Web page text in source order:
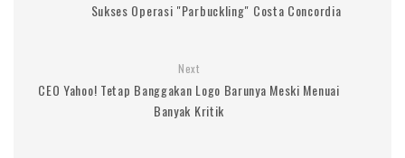
Sukses Operasi "Parbuckling" Costa Concordia
Next
CEO Yahoo! Tetap Banggakan Logo Barunya Meski Menuai
Banyak Kritik